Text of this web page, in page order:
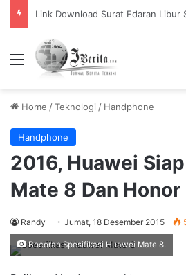
Menu
Home /Teknologi / Handphone
Handphone
2016, Huawei
Mate 8 Dan Honor
Randy Jumat, 18 Desember 2015
Bocoran Spesifikasi Huawei Mate 8.